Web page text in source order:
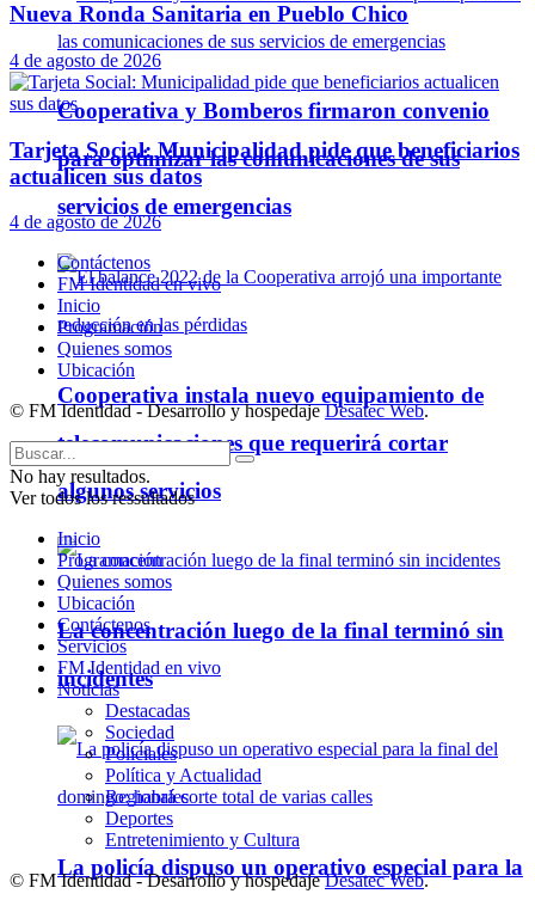
Cooperativa y Bomberos firmaron convenio
para optimizar las comunicaciones de sus
servicios de emergencias
Cooperativa instala nuevo equipamiento de
telecomunicaciones que requerirá cortar
algunos servicios
La concentración luego de la final terminó sin
incidentes
La policía dispuso un operativo especial para la
Nueva Ronda Sanitaria en Pueblo Chico
4 de agosto de 2026
Tarjeta Social: Municipalidad pide que beneficiarios
actualicen sus datos
4 de agosto de 2026
Contáctenos
FM Identidad en vivo
Inicio
Programación
Quienes somos
Ubicación
© FM Identidad - Desarrollo y hospedajeDesatec Web.
No hay resultados.
Ver todos los ressultados
Inicio
Programación
Quienes somos
Ubicación
Contáctenos
Servicios
FM Identidad en vivo
Noticias
Destacadas
Sociedad
Policiales
Política y Actualidad
Regionales
Deportes
Entretenimiento y Cultura
© FM Identidad - Desarrollo y hospedajeDesatec Web.